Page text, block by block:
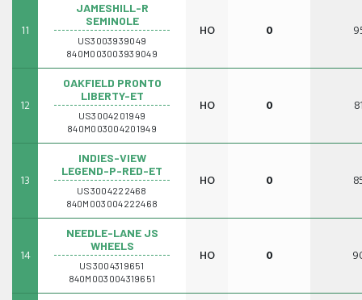
11
JAMESHILL-R
SEMINOLE
US3003939049
840M003003939049
HO 0
12
OAKFIELD PRONTO
LIBERTY-ET
US3004201949
840M003004201949
HO 0 81
13
INDIES-VIEW
LEGEND-P-RED-ET
US3004222468
840M003004222468
HO 0
14
NEEDLE-LANE JS
WHEELS
US3004319651
840M003004319651
HO 0